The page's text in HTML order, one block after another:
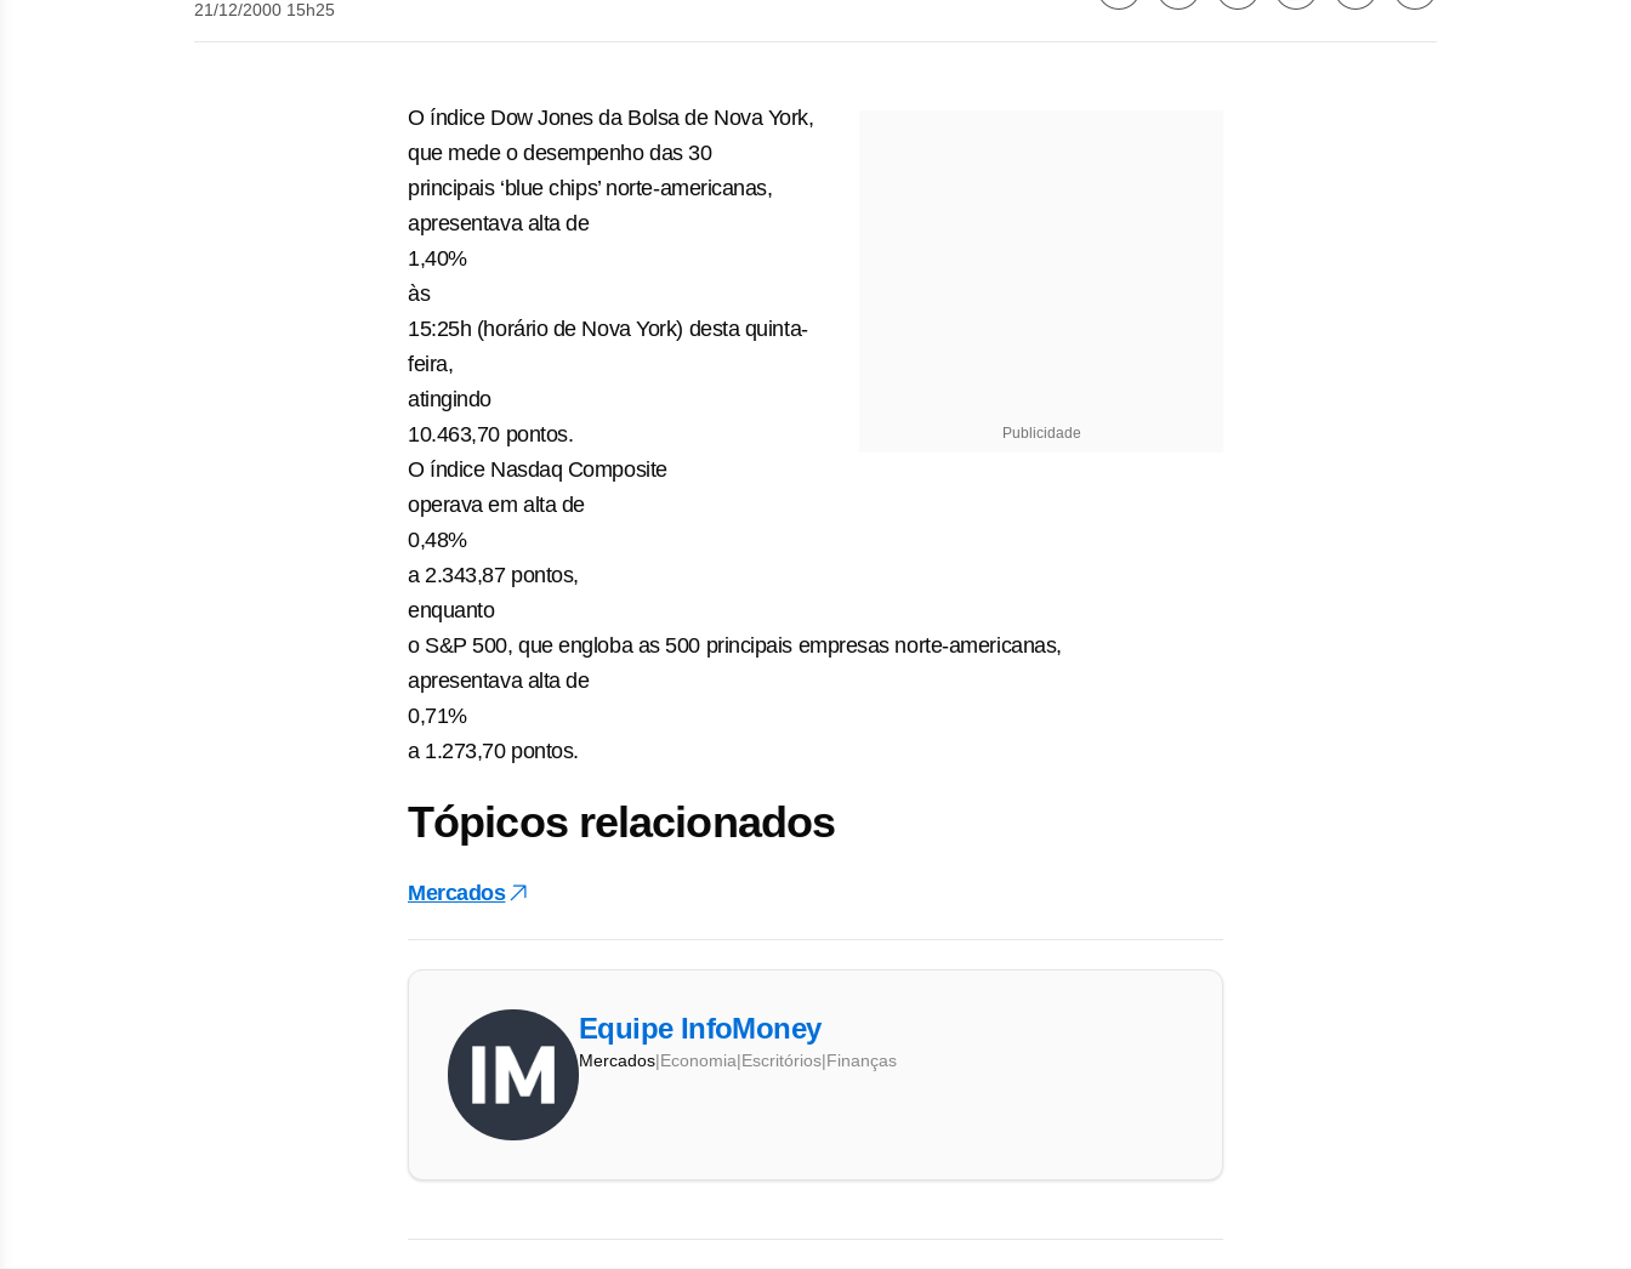
21/12/2000 15h25
Publicidade
O índice Dow Jones da Bolsa de Nova York,
que mede o desempenho das 30
principais ‘blue chips’ norte-americanas,
apresentava alta de
1,40%
às
15:25h (horário de Nova York) desta quinta-
feira,
atingindo
10.463,70 pontos.
O índice Nasdaq Composite
operava em alta de
0,48%
a 2.343,87 pontos,
enquanto
o S&P 500, que engloba as 500 principais empresas norte-americanas,
apresentava alta de
0,71%
a 1.273,70 pontos.
Tópicos relacionados
Mercados
Equipe InfoMoney
Mercados|Economia|Escritórios|Finanças